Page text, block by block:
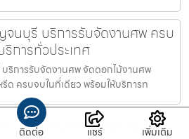
จนบุรี บริการรับจัดงานศพ ครบ
การทั่วประเทศ
ริการรับจัดงานศพ จัดดอกไม้งานศพ
ด ครบจบในที่เดียว พร้อมให้บริการท
บริการรับจัดงานศพ ครบจบ
ติดต่อ แชร์ เพิ่มเติม